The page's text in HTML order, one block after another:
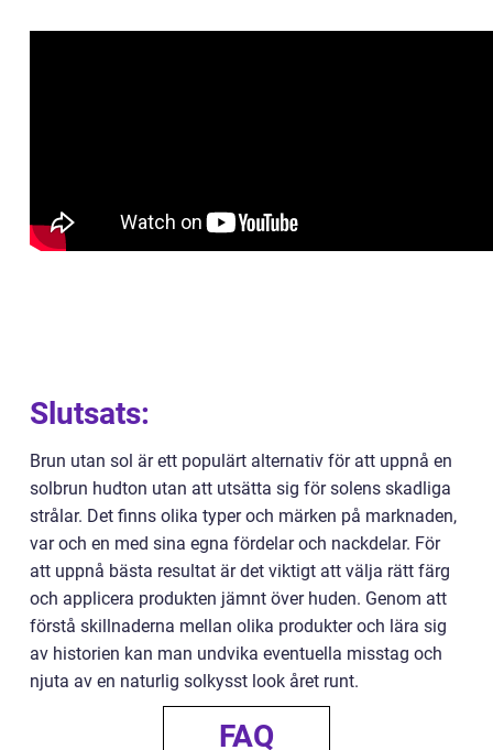
Slutsats:
Brun utan sol är ett populärt alternativ för att uppnå en
solbrun hudton utan att utsätta sig för solens skadliga
strålar. Det finns olika typer och märken på marknaden,
var och en med sina egna fördelar och nackdelar. För
att uppnå bästa resultat är det viktigt att välja rätt färg
och applicera produkten jämnt över huden. Genom att
förstå skillnaderna mellan olika produkter och lära sig
av historien kan man undvika eventuella misstag och
njuta av en naturlig solkysst look året runt.
FAQ